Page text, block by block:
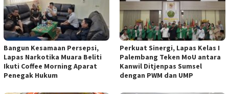
Bangun Kesamaan Persepsi,
Lapas Narkotika Muara Beliti
Ikuti Coffee Morning Aparat
Penegak Hukum
Perkuat Sinergi, Lapas Kelas I
Palembang Teken MoU antara
Kanwil Ditjenpas Sumsel
dengan PWM dan UMP